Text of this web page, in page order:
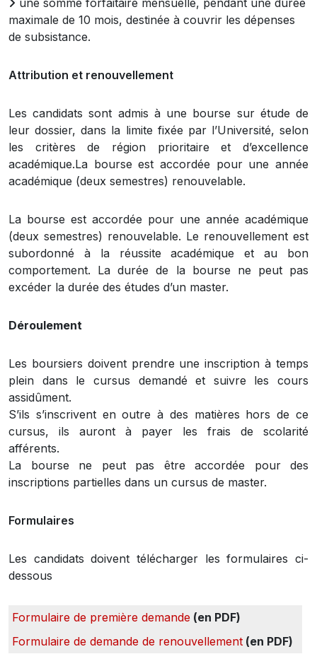
maximale de 10 mois, destinée à couvrir les dépenses
de subsistance.
Attribution et renouvellement
Les candidats sont admis à une bourse sur étude de
leur dossier, dans la limite fixée par l’Université, selon
les critères de région prioritaire et d’excellence
académique.La bourse est accordée pour une année
académique (deux semestres) renouvelable.
La bourse est accordée pour une année académique
(deux semestres) renouvelable. Le renouvellement est
subordonné à la réussite académique et au bon
comportement. La durée de la bourse ne peut pas
excéder la durée des études d’un master.
Déroulement
Les boursiers doivent prendre une inscription à temps
plein dans le cursus demandé et suivre les cours
assidûment.
S’ils s’inscrivent en outre à des matières hors de ce
cursus, ils auront à payer les frais de scolarité
afférents.
La bourse ne peut pas être accordée pour des
inscriptions partielles dans un cursus de master.
Formulaires
Les candidats doivent télécharger les formulaires ci-
dessous
Formulaire de première demande (en PDF)
Formulaire de demande de renouvellement (en PDF)